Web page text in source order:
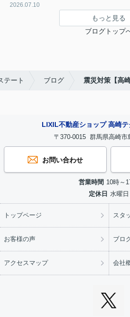
2026.07.10
もっと見る
ブログトップ
テート ブログ 震災対策【高
LIXIL不動産ショップ 高崎テ
〒370-0015 群馬県高崎市
お問い合わせ
営業時間 10時～
定休日 水曜日
トップページ スタ
お客様の声 ブロ
アクセスマップ 会社